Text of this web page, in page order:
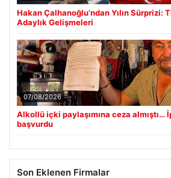
Hakan Çalhanoğlu’ndan Yılın Sürprizi:
Adaylık Gelişmeleri
07/08/2026
Alkollü içki paylaşımına ceza
başvurdu
Son Eklenen Firmalar